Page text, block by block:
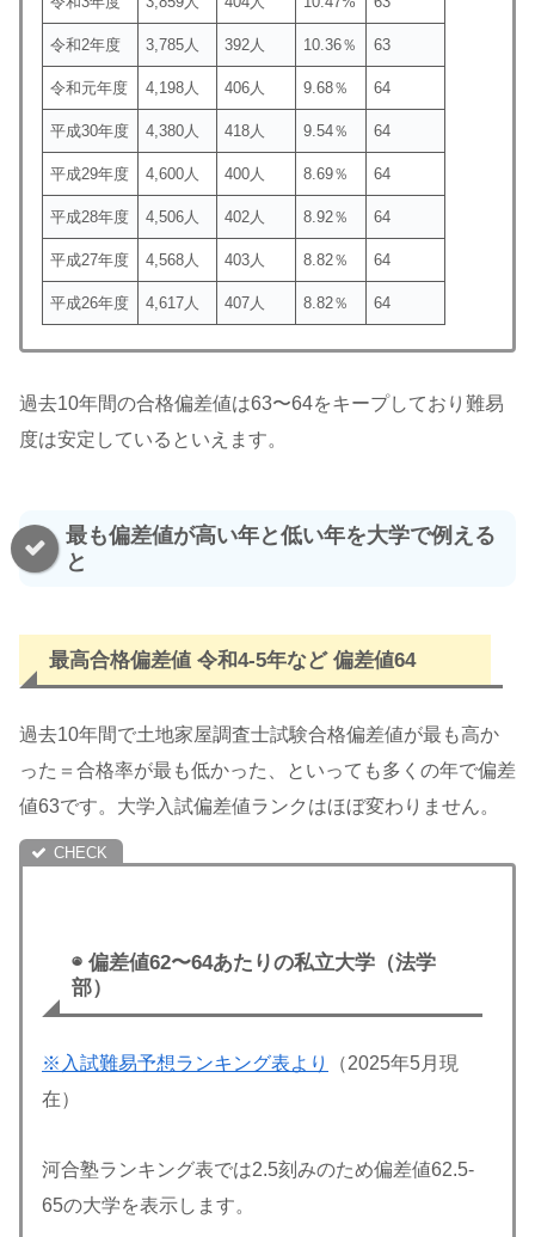
令和2年度 3,785人 392人 10.36％ 63
令和元年度 4,198人 406人 9.68％ 64
平成30年度 4,380人 418人 9.54％ 64
平成29年度 4,600人 400人 8.69％ 64
平成28年度 4,506人 402人 8.92％ 64
平成27年度 4,568人 403人 8.82％ 64
平成26年度 4,617人 407人 8.82％ 64
過去10年間の合格偏差値は63〜64をキープしており難易
度は安定しているといえます。
最も偏差値が高い年と低い年を大学で例える
と
最高合格偏差値 令和4-5年など 偏差値64
過去10年間で土地家屋調査士試験合格偏差値が最も高か
った＝合格率が最も低かった、といっても多くの年で偏差
値63です。大学入試偏差値ランクはほぼ変わりません。
◉ 偏差値62〜64あたりの私立大学（法学
部）
※入試難易予想ランキング表より
（2025年5月現
在）
河合塾ランキング表では2.5刻みのため偏差値62.5-
65の大学を表示します。